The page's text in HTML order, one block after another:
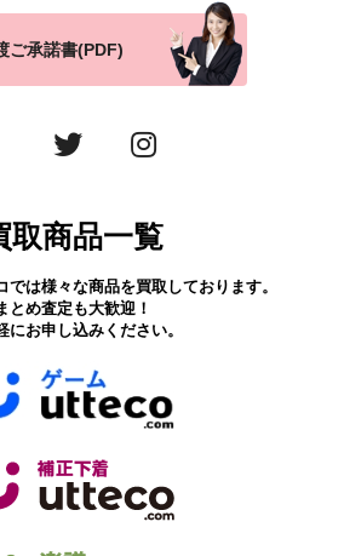
ご承諾書(PDF)
取商品一覧
では様々な商品を買取しております。
とめ査定も大歓迎！
にお申し込みください。